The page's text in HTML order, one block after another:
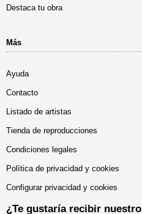
Destaca tu obra
Más
Ayuda
Contacto
Listado de artistas
Tienda de reproducciones
Condiciones legales
Política de privacidad y cookies
Configurar privacidad y cookies
¿Te gustaría recibir nuestro